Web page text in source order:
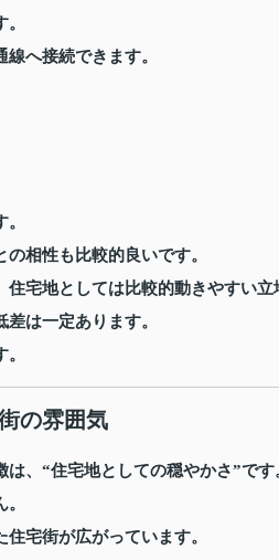
へ接続できます。
相性も比較的良いです。
宅地としては比較的動きやすい立
は一定あります。
の雰囲気
、“住宅地としての穏やかさ”です
宅街が広がっています。